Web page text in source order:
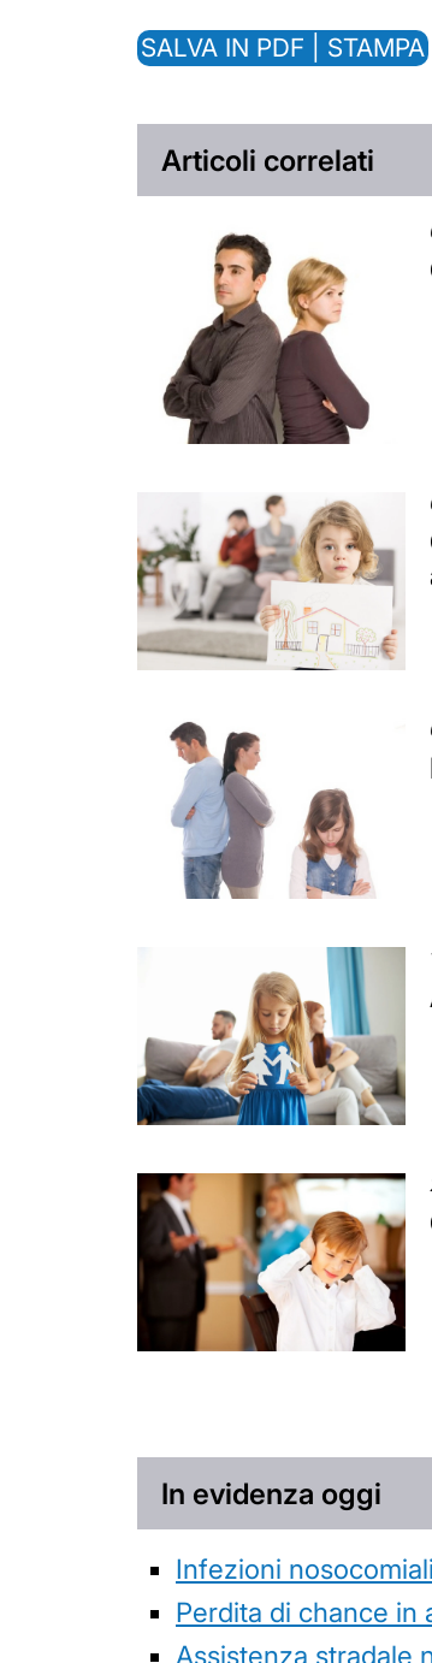
SALVA IN PDF | STAMPA
Articoli correlati
In evidenza oggi
Infezioni
Perdita di chance in
Assistenza stradale